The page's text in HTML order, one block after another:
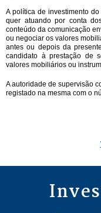
A política de investimento
quer atuando por conta
conteúdo da comunicação
ou negociar os valores
antes ou depois da
candidato à prestação de
valores mobiliários ou
A autoridade de supervisão
registado na mesma com o